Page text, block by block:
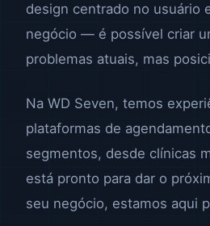
design centrado no usuário
negócio — é possível criar
problemas atuais, mas
Na WD Seven, temos
plataformas de
segmentos, desde clínicas
está pronto para dar o
seu negócio, estamos aqui